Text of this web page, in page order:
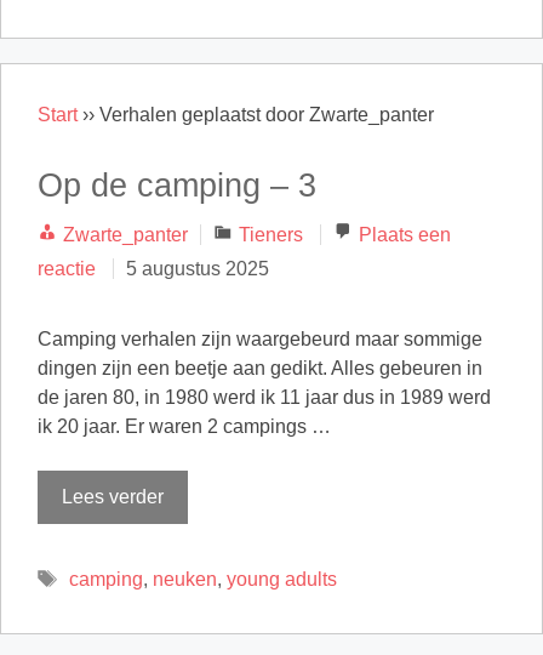
Start›› Verhalen geplaatst door Zwarte_panter
Op de camping – 3
Zwarte_panter Categorieën
Tieners
Plaats een
reactie
5 augustus 2025
Camping verhalen zijn waargebeurd maar sommige
dingen zijn een beetje aan gedikt. Alles gebeuren in
de jaren 80, in 1980 werd ik 11 jaar dus in 1989 werd
ik 20 jaar. Er waren 2 campings …
Lees verder
Tags
camping, neuken, young adults